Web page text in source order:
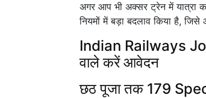
अगर आप भी अक्सर ट्रेन में यात्रा
नियमों में बड़ा बदलाव किया है,
Indian Railways
वाले करें आवेदन
छठ पूजा तक 179